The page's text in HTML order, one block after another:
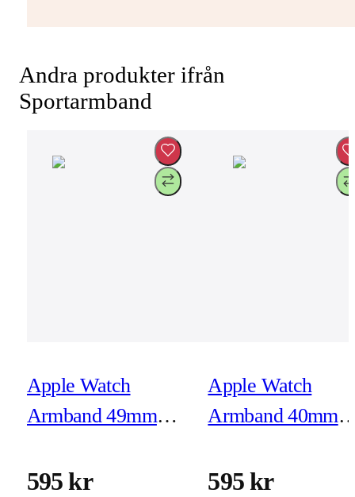
Andra produkter ifrån
Sportarmband
Apple Watch
Armband 49mm
Extension - Finish i
595 kr
Apple Watch
Armband 40mm
- M/L
595 kr